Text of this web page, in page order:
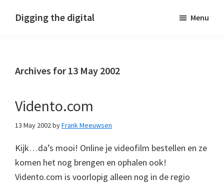
Digging the digital Menu
Archives for 13 May 2002
Vidento.com
13 May 2002byFrank Meeuwsen
Kijk…da’s mooi! Online je videofilm bestellen en ze
komen het nog brengen en ophalen ook!
Vidento.com is voorlopig alleen nog in de regio